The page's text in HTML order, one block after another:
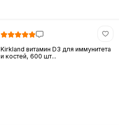
Kirkland витамин D3 для иммунитета
и костей, 600 шт...